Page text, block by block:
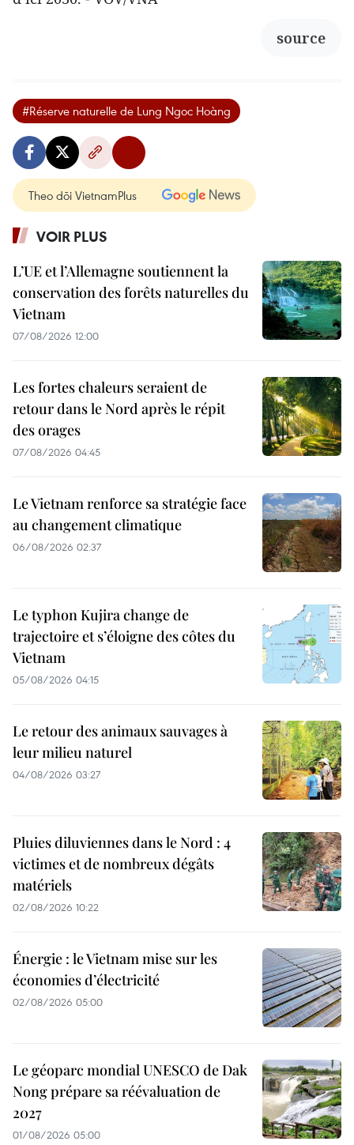
source
#Réserve naturelle de Lung Ngoc Hoàng
Theo dõi VietnamPlus
VOIR PLUS
L’UE et l’Allemagne soutiennent la
conservation des forêts naturelles du
Vietnam
07/08/2026 12:00
Les fortes chaleurs seraient de
retour dans le Nord après le répit
des orages
07/08/2026 04:45
Le Vietnam renforce sa stratégie face
au changement climatique
06/08/2026 02:37
Le typhon Kujira change de
trajectoire et s’éloigne des côtes du
Vietnam
05/08/2026 04:15
Le retour des animaux sauvages à
leur milieu naturel
04/08/2026 03:27
Pluies diluviennes dans le Nord : 4
victimes et de nombreux dégâts
matériels
02/08/2026 10:22
Énergie : le Vietnam mise sur les
économies d’électricité
02/08/2026 05:00
Le géoparc mondial UNESCO de Dak
Nong prépare sa réévaluation de
2027
01/08/2026 05:00